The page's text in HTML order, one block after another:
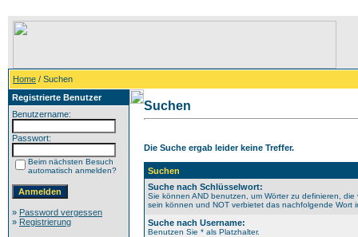
Home / Suchen
Registrierte Benutzer
Benutzername:
Passwort:
Beim nächsten Besuch
automatisch anmelden?
» Password vergessen
» Registrierung
Suchen
Die Suche ergab leider keine Treffer.
Suchen
Suche nach Schlüsselwort:
Sie können AND benutzen, um Wörter zu definieren,
sein können und NOT verbietet das nachfolgende Wort
Suche nach Username:
Benutzen Sie * als Platzhalter.